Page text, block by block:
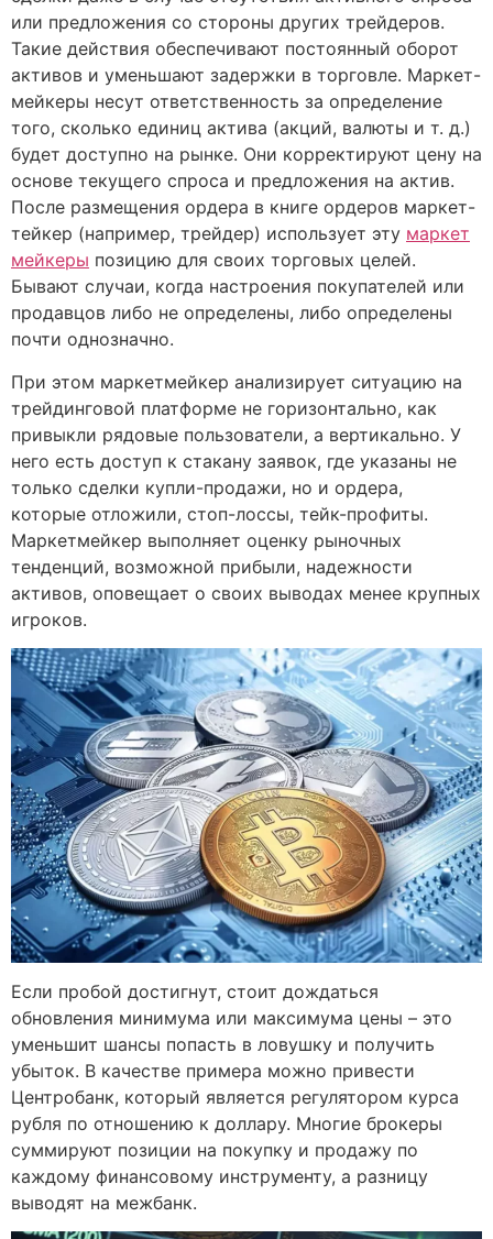
или предложения со стороны других трейдеров.
Такие действия обеспечивают постоянный оборот
активов и уменьшают задержки в торговле. Маркет-
мейкеры несут ответственность за определение
того, сколько единиц актива (акций, валюты и т. д.)
будет доступно на рынке. Они корректируют цену на
основе текущего спроса и предложения на актив.
После размещения ордера в книге ордеров маркет-
тейкер (например, трейдер) использует эту маркет
мейкеры позицию для своих торговых целей.
Бывают случаи, когда настроения покупателей или
продавцов либо не определены, либо определены
почти однозначно.
При этом маркетмейкер анализирует ситуацию на
трейдинговой платформе не горизонтально, как
привыкли рядовые пользователи, а вертикально. У
него есть доступ к стакану заявок, где указаны не
только сделки купли-продажи, но и ордера,
которые отложили, стоп-лоссы, тейк-профиты.
Маркетмейкер выполняет оценку рыночных
тенденций, возможной прибыли, надежности
активов, оповещает о своих выводах менее крупных
игроков.
Если пробой достигнут, стоит дождаться
обновления минимума или максимума цены – это
уменьшит шансы попасть в ловушку и получить
убыток. В качестве примера можно привести
Центробанк, который является регулятором курса
рубля по отношению к доллару. Многие брокеры
суммируют позиции на покупку и продажу по
каждому финансовому инструменту, а разницу
выводят на межбанк.